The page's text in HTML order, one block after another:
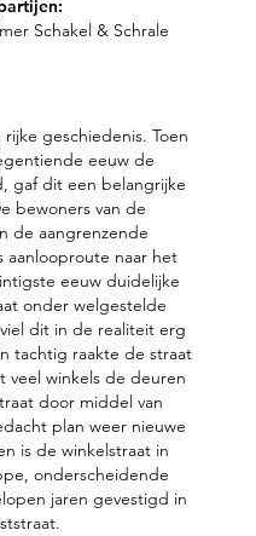
Schakel & Schrale
geschiedenis. Toen
eeuw de
gaf dit een belangrijke
bewoners van de
de aangrenzende
aanlooproute naar het
eeuw duidelijke
onder welgestelde
dit in de realiteit erg
tachtig raakte de straat
veel winkels de deuren
door middel van
plan weer nieuwe
is de winkelstraat in
onderscheidende
jaren gevestigd in